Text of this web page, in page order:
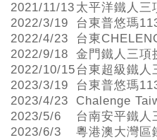
2021/11/13 太平洋鐵人三
2022/3/19
台東普悠瑪
2022/4/23
台東
2022/9/18
金門鐵人三項
2022/10/15台東超級鐵人
2023/3/19
台東普悠瑪
2023/4/23
Chalenge
2023/5/6
台南安平鐵人
2023/6/3
粵港澳大灣區